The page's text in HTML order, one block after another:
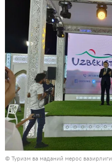
© Туризм ва маданий мерос вазирлиги